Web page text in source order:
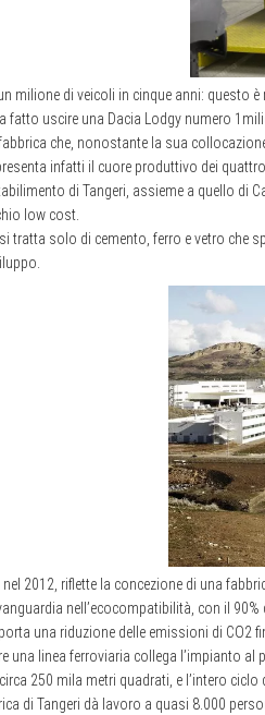
milione di veicoli in cinque anni: questo
fatto uscire una Dacia Lodgy numero
che, nonostante la sua
infatti il cuore produttivo dei
di Tangeri, assieme a quello di
low cost.
tratta solo di cemento, ferro e vetro che
nel 2012, riflette la concezione di una
nell’ecocompatibilità, con il
una riduzione delle emissioni di CO2
una linea ferroviaria collega l’impianto
250 mila metri quadrati, e l’intero
di Tangeri dà lavoro a quasi 8.000